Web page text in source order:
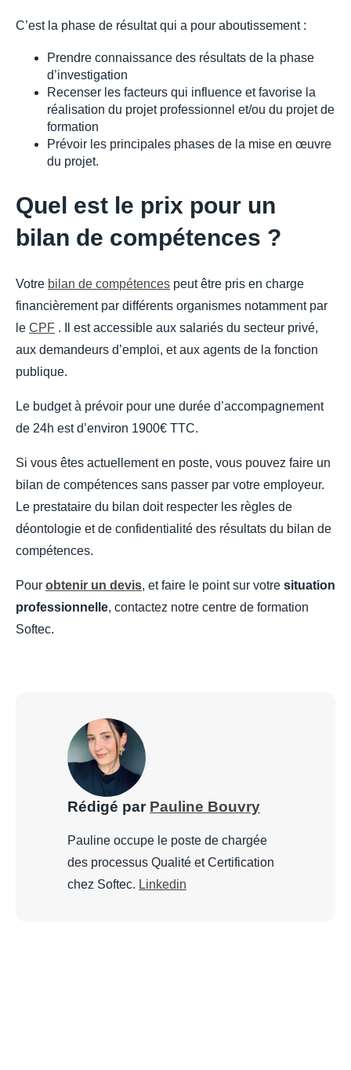
C’est la phase de résultat qui a pour aboutissement :
Prendre connaissance des résultats de la phase
d’investigation
Recenser les facteurs qui influence et favorise la
réalisation du projet professionnel et/ou du projet de
formation
Prévoir les principales phases de la mise en œuvre
du projet.
Quel est le prix pour un
bilan de compétences ?
Votre bilan de compétences peut être pris en charge
financièrement par différents organismes notamment par
le CPF . Il est accessible aux salariés du secteur privé,
aux demandeurs d’emploi, et aux agents de la fonction
publique.
Le budget à prévoir pour une durée d’accompagnement
de 24h est d’environ 1900€ TTC.
Si vous êtes actuellement en poste, vous pouvez faire un
bilan de compétences sans passer par votre employeur.
Le prestataire du bilan doit respecter les règles de
déontologie et de confidentialité des résultats du bilan de
compétences.
Pour obtenir un devis, et faire le point sur votre situation
professionnelle, contactez notre centre de formation
Softec.
Rédigé par Pauline Bouvry
Pauline occupe le poste de chargée
des processus Qualité et Certification
chez Softec. Linkedin